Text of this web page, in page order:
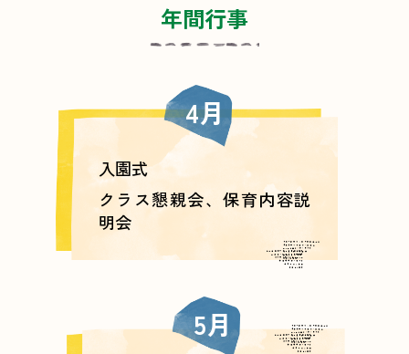
年間行事
4月
入園式
クラス懇親会、保育内容説
明会
5月